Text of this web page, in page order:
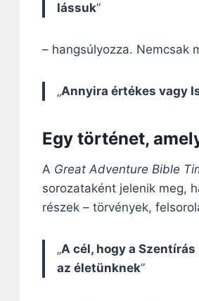
lássuk”
– hangsúlyozza. Nemcsak
„Annyira értékes vagy
Egy történet,
A Great Adventure Bible
sorozataként jelenik meg,
részek – törvények,
„A cél, hogy a
az életünknek”